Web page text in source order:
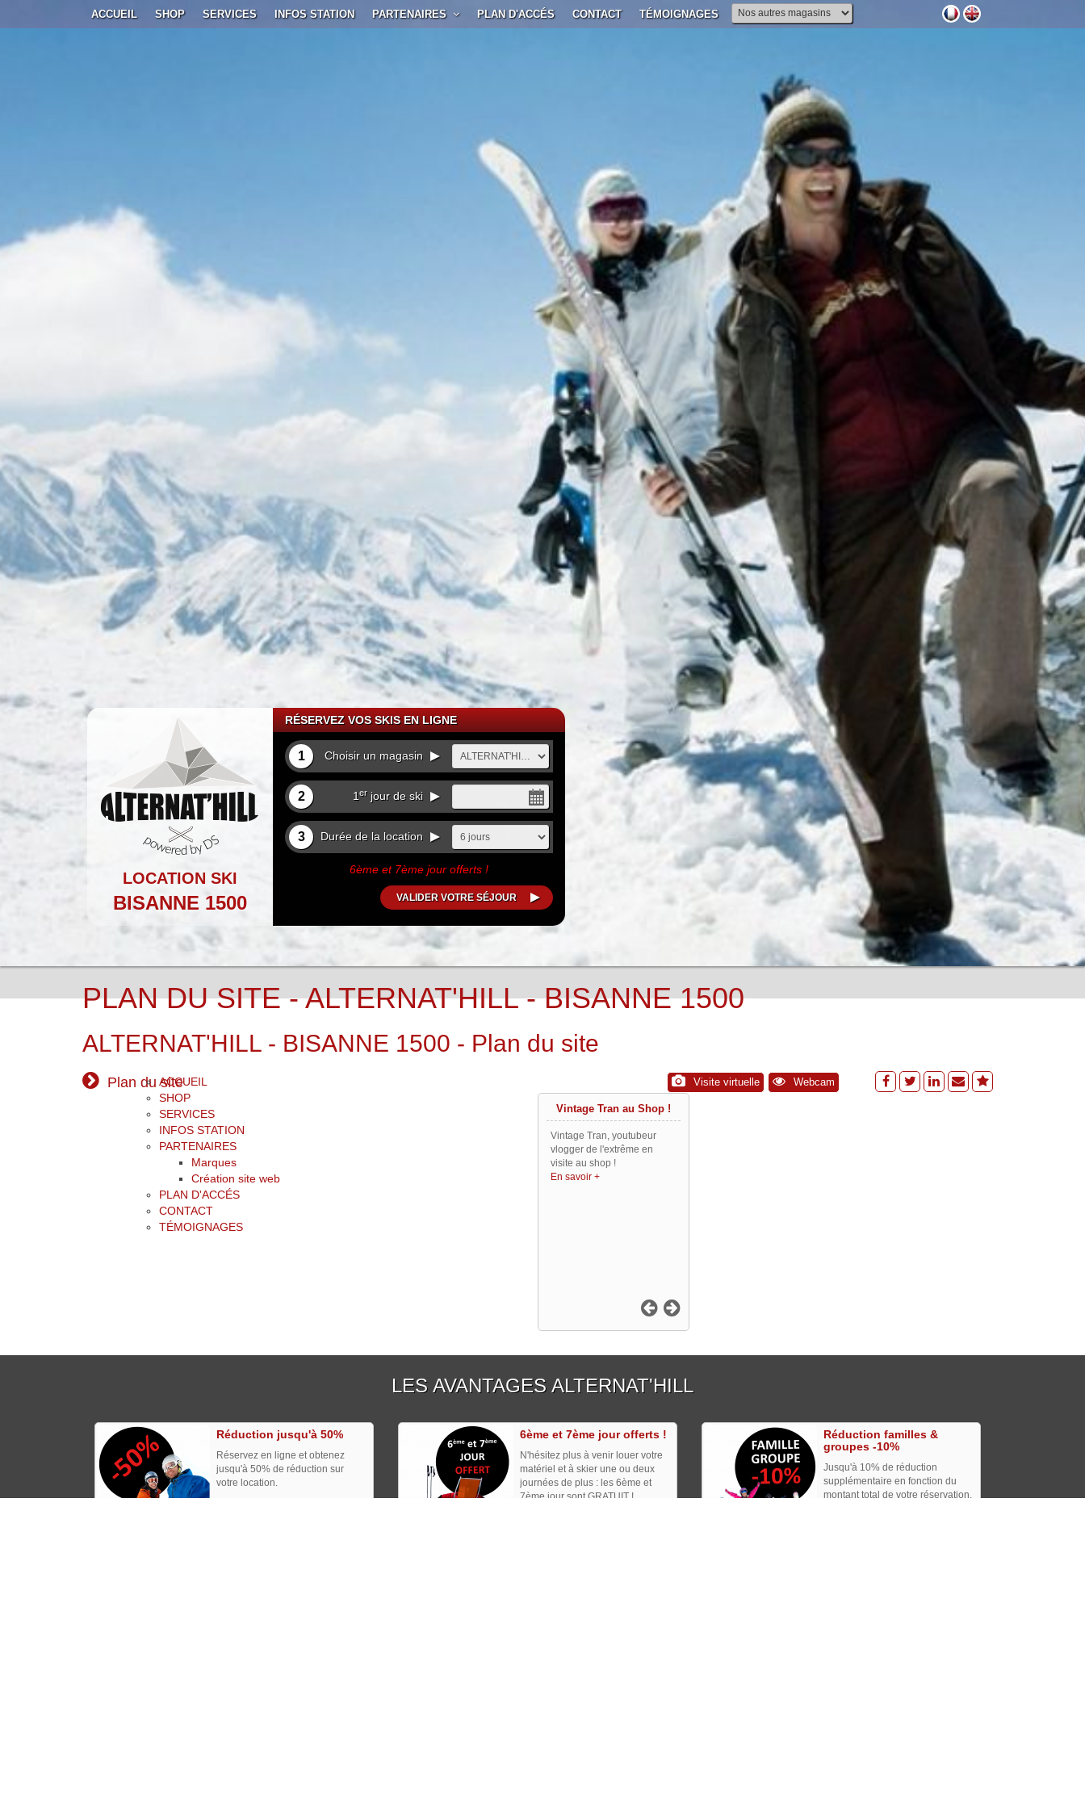
ACCUEIL SHOP SERVICES INFOS STATION PARTENAIRES PLAN D'ACCÉS CONTACT TÉMOIGNAGES
LOCATION SKI
BISANNE 1500
RÉSERVEZ VOS SKIS EN LIGNE
1 Choisir un magasin
2 1erjour de ski
3 Durée de la location
6ème et 7ème jour offerts !
PLAN DU SITE - ALTERNAT'HILL - BISANNE 1500
ALTERNAT'HILL - BISANNE 1500 - Plan du site
Plan du site Visite virtuelle Webcam
ACCUEIL
SHOP
SERVICES
INFOS STATION
PARTENAIRES
Marques
Création site web
PLAN D'ACCÉS
CONTACT
TÉMOIGNAGES
Vintage Tran au Shop !
Vintage Tran, youtubeur
vlogger de l'extrême en
visite au shop !
En savoir +
LES AVANTAGES ALTERNAT'HILL
Réduction jusqu'à 50%
Réservez en ligne et obtenez
jusqu'à 50% de réduction sur
votre location.
6ème et 7ème jour offerts !
N'hésitez plus à venir louer votre
matériel et à skier une ou deux
journées de plus : les 6ème et
7ème jour sont GRATUIT !
Réduction familles &
groupes -10%
Jusqu'à 10% de réduction
supplémentaire en fonction du
montant total de votre réservation.